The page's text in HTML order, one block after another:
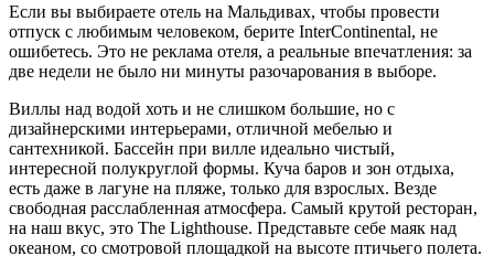
Если вы выбираете отель на Мальдивах, чтобы провести
отпуск с любимым человеком, берите InterContinental, не
ошибетесь. Это не реклама отеля, а реальные впечатления: за
две недели не было ни минуты разочарования в выборе.
Виллы над водой хоть и не слишком большие, но с
дизайнерскими интерьерами, отличной мебелью и
сантехникой. Бассейн при вилле идеально чистый,
интересной полукруглой формы. Куча баров и зон отдыха,
есть даже в лагуне на пляже, только для взрослых. Везде
свободная расслабленная атмосфера. Самый крутой ресторан,
на наш вкус, это The Lighthouse. Представьте себе маяк над
океаном, со смотровой площадкой на высоте птичьего полета.